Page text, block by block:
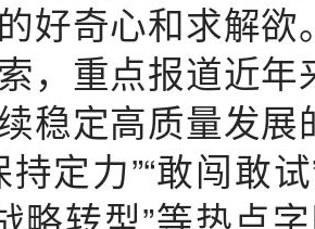
好奇心和求解
，重点报道近
稳定高质量发
定力”“敢闯敢